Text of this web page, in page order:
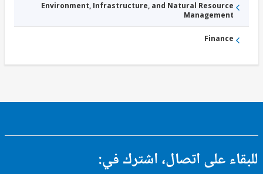
Environment, Infrastructure, and Natural Resource
Management
Finance
على اتصال، اشترك في: